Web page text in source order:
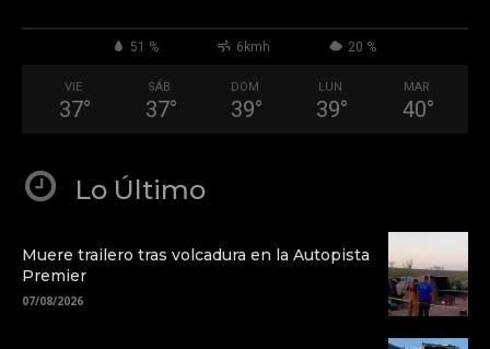
51 % 6kmh 20 %
VIE
37°
SÁB
37°
DOM
39°
LUN
39°
MAR
40°
Lo Último
Muere trailero tras volcadura en la Autopista
Premier
07/08/2026